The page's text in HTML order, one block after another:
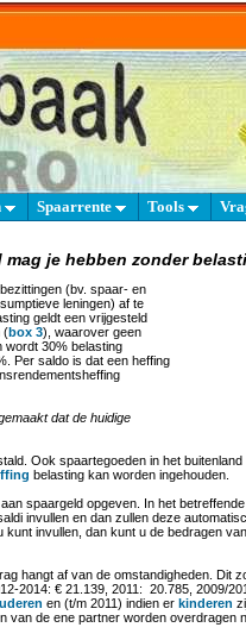
Spaarrente Tools
mag je hebben zonder
(bv. spaar- en
leningen) af te
geldt een vrijgesteld
(box 3), waarover geen
wordt 30% belasting
Per saldo is dat een heffing
dat de huidige
Ook spaartegoeden in het buitenland
belasting kan worden ingehouden.
spaargeld opgeven. In het
invullen en dan zullen deze
kunt invullen, dan kunt u de bedragen
hangt af van de omstandigheden. Dit
2014: € 21.139, 2011: 20.785, 2009/
en (t/m 2011) indien er kinderen
van de ene partner worden overdragen